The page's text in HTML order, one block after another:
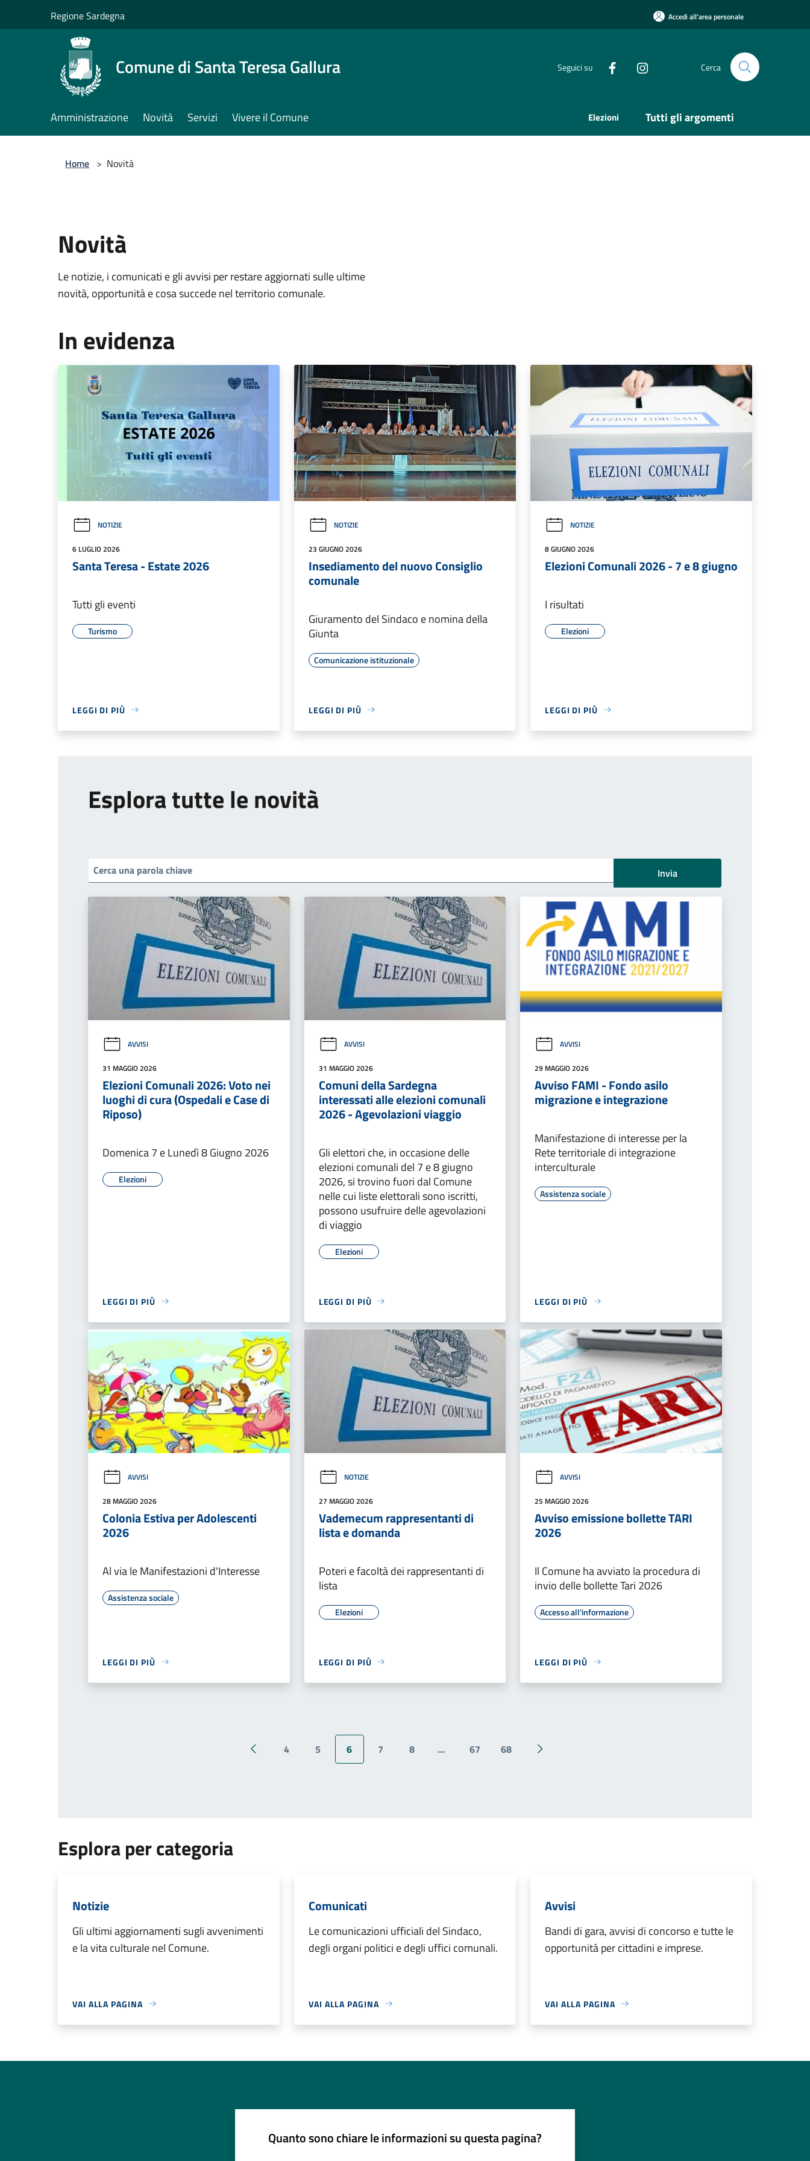
Regione Sardegna Accedi all'area personale
Comune di Santa Teresa Gallura Seguici su Cerca
Amministrazione Novità Servizi Vivere il Comune Elezioni Tutti gli argomenti
Home > Novità
Novità
Le notizie, i comunicati e gli avvisi per restare aggiornati sulle ultime
novità, opportunità e cosa succede nel territorio comunale.
In evidenza
NOTIZIE
6 LUGLIO 2026
Santa Teresa - Estate 2026
Tutti gli eventi
Turismo
LEGGI DI PIÙ
NOTIZIE
23 GIUGNO 2026
Insediamento del nuovo Consiglio
comunale
Giuramento del Sindaco e nomina della
Giunta
Comunicazione istituzionale
LEGGI DI PIÙ
NOTIZIE
8 GIUGNO 2026
Elezioni Comunali 2026 - 7 e 8 giugno
I risultati
Elezioni
LEGGI DI PIÙ
Esplora tutte le novità
Invia
AVVISI
31 MAGGIO 2026
Elezioni Comunali 2026: Voto nei
luoghi di cura (Ospedali e Case di
Riposo)
Domenica 7 e Lunedì 8 Giugno 2026
Elezioni
LEGGI DI PIÙ
AVVISI
31 MAGGIO 2026
Comuni della Sardegna
interessati alle elezioni comunali
2026 - Agevolazioni viaggio
Gli elettori che, in occasione delle
elezioni comunali del 7 e 8 giugno
2026, si trovino fuori dal Comune
nelle cui liste elettorali sono iscritti,
possono usufruire delle agevolazioni
di viaggio
Elezioni
LEGGI DI PIÙ
AVVISI
29 MAGGIO 2026
Avviso FAMI - Fondo asilo
migrazione e integrazione
Manifestazione di interesse per la
Rete territoriale di integrazione
interculturale
Assistenza sociale
LEGGI DI PIÙ
AVVISI
28 MAGGIO 2026
Colonia Estiva per Adolescenti
2026
Al via le Manifestazioni d'Interesse
Assistenza sociale
LEGGI DI PIÙ
NOTIZIE
27 MAGGIO 2026
Vademecum rappresentanti di
lista e domanda
Poteri e facoltà dei rappresentanti di
lista
Elezioni
LEGGI DI PIÙ
AVVISI
25 MAGGIO 2026
Avviso emissione bollette TARI
2026
Il Comune ha avviato la procedura di
invio delle bollette Tari 2026
Accesso all'informazione
LEGGI DI PIÙ
Pagina precedente
4 5 6 7 8 ... 67 68
Pagina successiva
Esplora per categoria
Notizie
Gli ultimi aggiornamenti sugli avvenimenti
e la vita culturale nel Comune.
VAI ALLA PAGINA
Comunicati
Le comunicazioni ufficiali del Sindaco,
degli organi politici e degli uffici comunali.
VAI ALLA PAGINA
Avvisi
Bandi di gara, avvisi di concorso e tutte le
opportunità per cittadini e imprese.
VAI ALLA PAGINA
Quanto sono chiare le informazioni su questa pagina?